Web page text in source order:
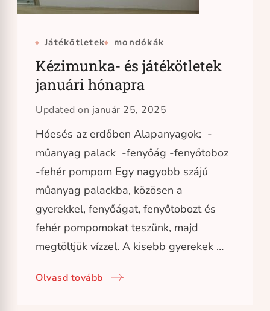
Játékötletek mondókák
Kézimunka- és játékötletek
januári hónapra
Updated on január 25, 2025
Hóesés az erdőben Alapanyagok: -
műanyag palack -fenyőág -fenyőtoboz
-fehér pompom Egy nagyobb szájú
műanyag palackba, közösen a
gyerekkel, fenyőágat, fenyőtobozt és
fehér pompomokat teszünk, majd
megtöltjük vízzel. A kisebb gyerekek …
Olvasd tovább